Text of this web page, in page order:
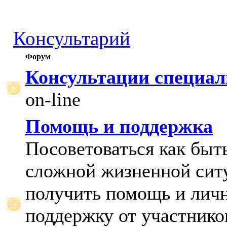
Консультарий
Форум
Консультации
on-line
Помощь и поддержка
Посоветоваться как
сложной жизненной
получить помощь и
поддержку от